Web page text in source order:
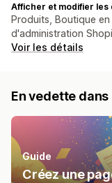
Afficher et modifier les
Produits, Boutique
d'administration
Voir les détails
En vedette dans
Guide
Créez une